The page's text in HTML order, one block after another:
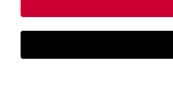
Zurück zur Startseite